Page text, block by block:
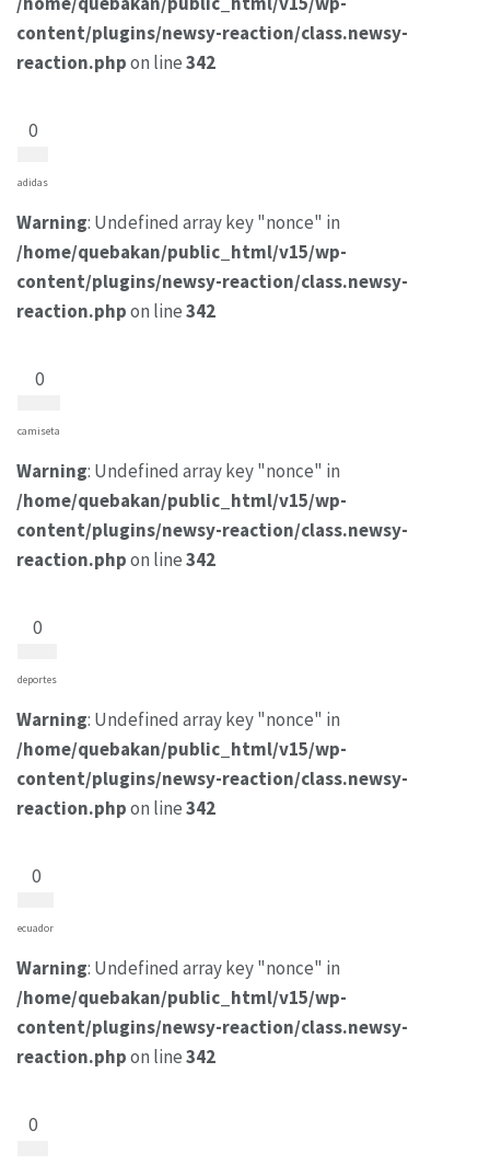
content/plugins/newsy-reaction/class.newsy-
reaction.phpon line342
0
adidas
Warning: Undefined array key "nonce" in
/home/quebakan/public_html/v15/wp-
content/plugins/newsy-reaction/class.newsy-
reaction.phpon line342
0
camiseta
Warning: Undefined array key "nonce" in
/home/quebakan/public_html/v15/wp-
content/plugins/newsy-reaction/class.newsy-
reaction.phpon line342
0
deportes
Warning: Undefined array key "nonce" in
/home/quebakan/public_html/v15/wp-
content/plugins/newsy-reaction/class.newsy-
reaction.phpon line342
0
ecuador
Warning: Undefined array key "nonce" in
/home/quebakan/public_html/v15/wp-
content/plugins/newsy-reaction/class.newsy-
reaction.phpon line342
0